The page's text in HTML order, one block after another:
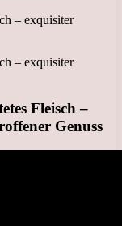
– exquisiter
– exquisiter
Fleisch –
Genuss